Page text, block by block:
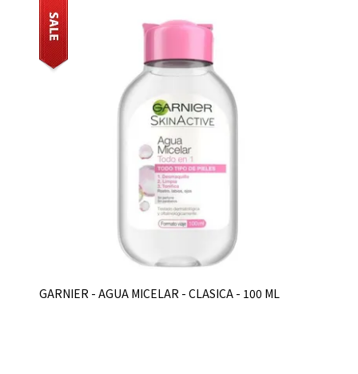
GARNIER - AGUA MICELAR - CLASICA - 100 ML